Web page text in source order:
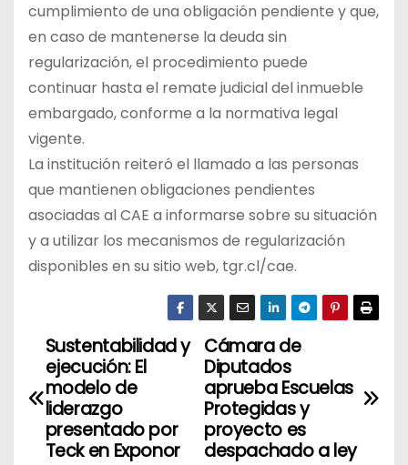
cumplimiento de una obligación pendiente y que,
en caso de mantenerse la deuda sin
regularización, el procedimiento puede
continuar hasta el remate judicial del inmueble
embargado, conforme a la normativa legal
vigente.
La institución reiteró el llamado a las personas
que mantienen obligaciones pendientes
asociadas al CAE a informarse sobre su situación
y a utilizar los mecanismos de regularización
disponibles en su sitio web, tgr.cl/cae.
N
a
Cámara de
Diputados
aprueba Escuelas
Protegidas y
proyecto es
despachado a ley
Sustentabilidad y
ejecución: El
modelo de
liderazgo
presentado por
Teck en Exponor